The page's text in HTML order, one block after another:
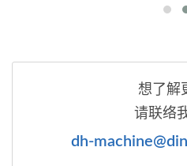
想了解
请联络
dh-